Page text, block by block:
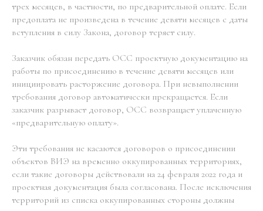
трех месяцев, в частности, по предварительной оплате. Если
предоплата не произведена в течение девяти месяцев с даты
вступления в силу Закона, договор теряет силу.
Заказчик обязан передать ОСС проектную документацию на
работы по присоединению в течение девяти месяцев или
инициировать расторжение договора. При невыполнении
требования договор автоматически прекращается. Если
заказчик разрывает договор, ОСС возвращает уплаченную
«предварительную оплату».
Эти требования не касаются договоров о присоединении
объектов ВИЭ на временно оккупированных территориях,
если такие договоры действовали на 24 февраля 2022 года и
проектная документация была согласована. После исключения
территорий из списка оккупированных стороны должны